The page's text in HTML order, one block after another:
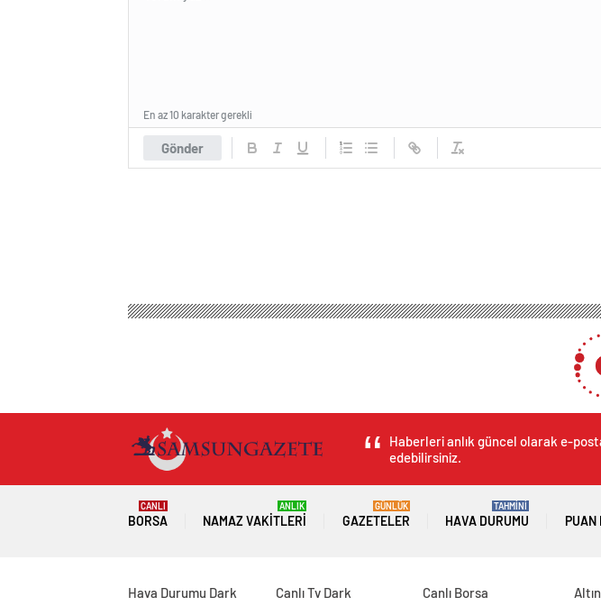
Gönder
En az 10 karakter gerekli
Haberleri anlık güncel olarak e-
edebilirsiniz.
BORSA
CANLI
NAMAZ VAKITLERI
ANLIK
GAZETELER
GÜNLÜK
HAVA DURUMU
TAHMİNİ
PUAN
Hava Durumu Dark Canlı Tv Dark Canlı Borsa